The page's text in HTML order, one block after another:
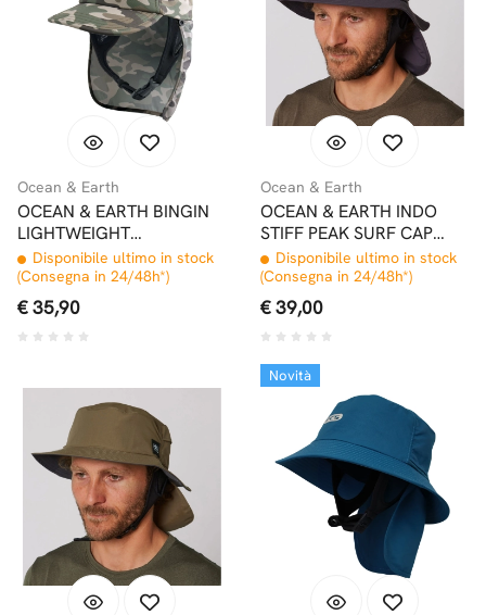
Ocean & Earth
OCEAN & EARTH BINGIN
LIGHTWEIGHT
LEGIONNAIRE SURF CAP
CAMO
Disponibile ultimo in stock
(Consegna in 24/48h*)
€ 35,90
Ocean & Earth
OCEAN & EARTH INDO
STIFF PEAK SURF CAP
CHARCOAL
Disponibile ultimo in stock
(Consegna in 24/48h*)
€ 39,00
Novità